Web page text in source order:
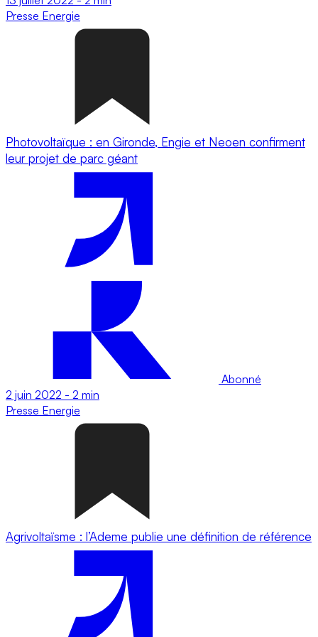
Presse Energie
Photovoltaïque : en Gironde, Engie et Neoen confirment
leur projet de parc géant
Abonné
2 juin 2022 - 2 min
Presse Energie
Agrivoltaïsme : l’Ademe publie une définition de référence